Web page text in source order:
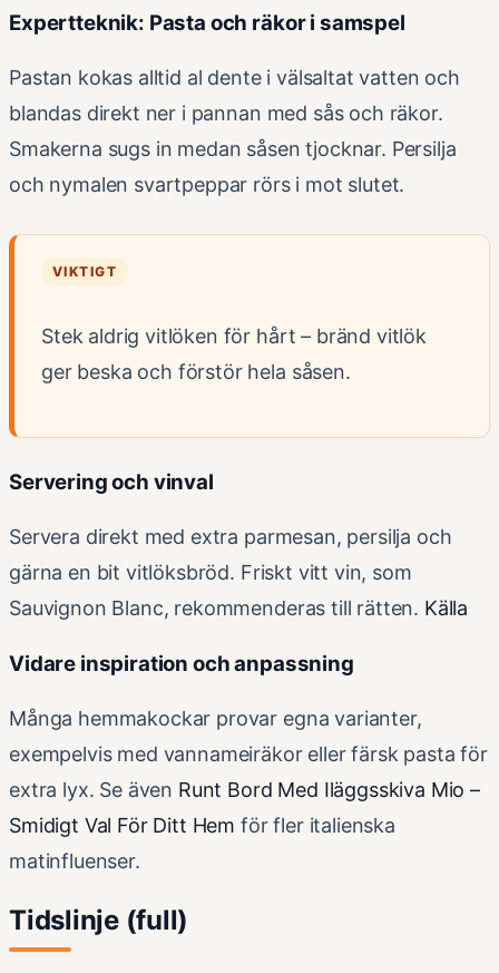
Expertteknik: Pasta och räkor i samspel
Pastan kokas alltid al dente i välsaltat vatten och
blandas direkt ner i pannan med sås och räkor.
Smakerna sugs in medan såsen tjocknar. Persilja
och nymalen svartpeppar rörs i mot slutet.
VIKTIGT
Stek aldrig vitlöken för hårt – bränd vitlök
ger beska och förstör hela såsen.
Servering och vinval
Servera direkt med extra parmesan, persilja och
gärna en bit vitlöksbröd. Friskt vitt vin, som
Sauvignon Blanc, rekommenderas till rätten. Källa
Vidare inspiration och anpassning
Många hemmakockar provar egna varianter,
exempelvis med vannameiräkor eller färsk pasta för
extra lyx. Se även Runt Bord Med Iläggsskiva Mio –
Smidigt Val För Ditt Hem för fler italienska
matinfluenser.
Tidslinje (full)